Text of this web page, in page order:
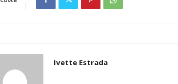
Ivette Estrada